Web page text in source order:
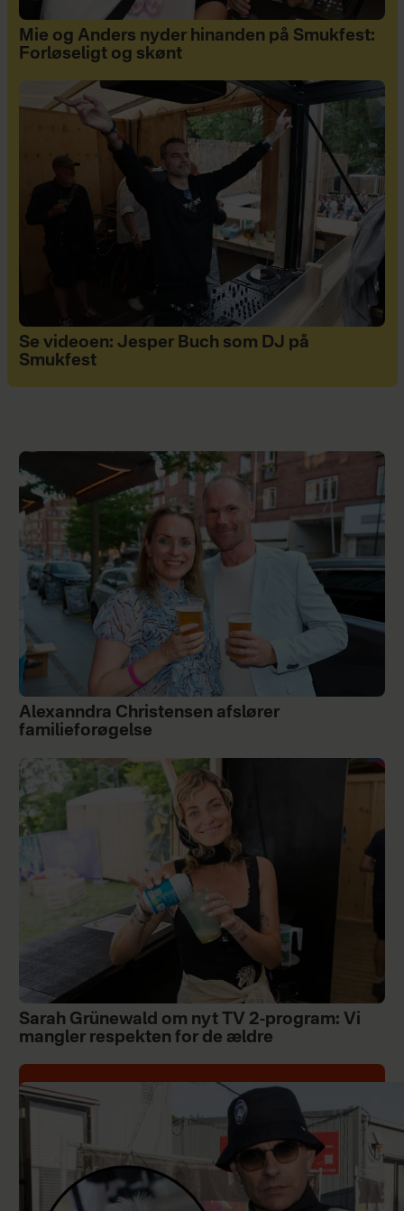
Mie og Anders nyder hinanden på Smukfest:
Forløseligt og skønt
Se videoen: Jesper Buch som DJ på
Smukfest
Alexanndra Christensen afslører
familieforøgelse
Sarah Grünewald om nyt TV 2-program: Vi
mangler respekten for de ældre